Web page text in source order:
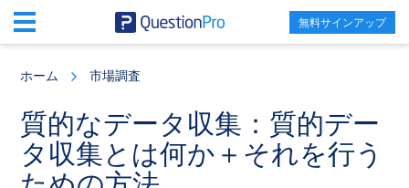
content
sidebar
無料サインアップ
ホーム 市場調査
質的なデータ収集：質的デー
タ収集とは何か＋それを行う